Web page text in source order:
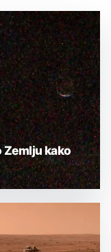
Zemlju kako